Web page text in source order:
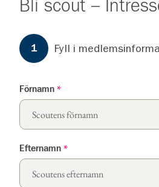
Bli scout –
Formuläret har steg.
1 Steg1
Fyll i
Förnamn *
Efternamn *